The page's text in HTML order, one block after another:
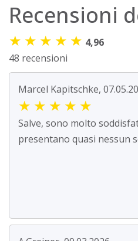
Recensioni
★ ★ ★ ★ ★ 4,96
48 recensioni
Marcel Kapitschke,
★ ★ ★ ★ ★
Salve, sono molto
presentano quasi nessun